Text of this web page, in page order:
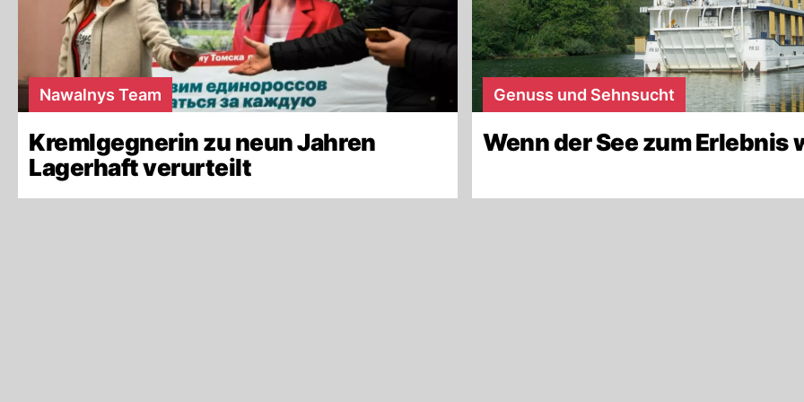
Nawalnys Team
Kremlgegnerin zu neun Jahren
Lagerhaft verurteilt
Genuss und Sehnsucht
Wenn der See zum Erlebnis